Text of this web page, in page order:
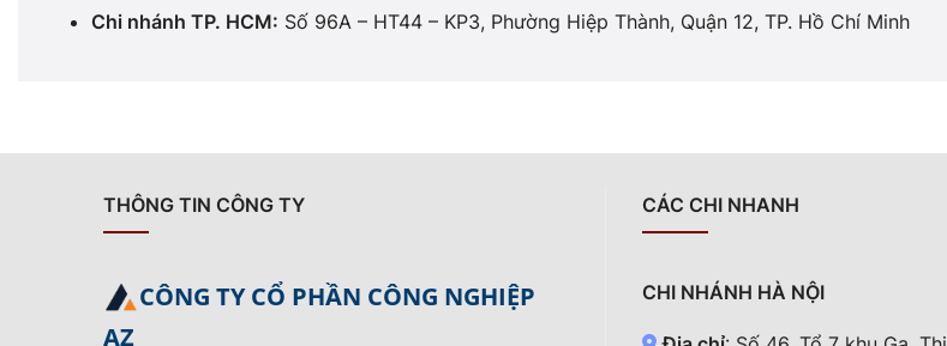
Chi nhánh TP. HCM: Số 96A – HT44 – KP3, Phường Hiệp Thành, Quận 12, TP. Hồ Chí Minh
THÔNG TIN CÔNG TY
CÔNG TY CỔ PHẦN CÔNG NGHIỆP
AZ
CÁC CHI NHANH
CHI NHÁNH HÀ NỘI